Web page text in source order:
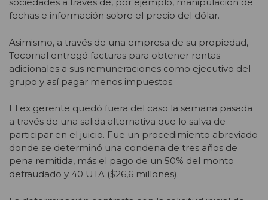
sociedades a través de, por ejemplo, manipulación de
fechas e información sobre el precio del dólar.
Asimismo, a través de una empresa de su propiedad,
Tocornal entregó facturas para obtener rentas
adicionales a sus remuneraciones como ejecutivo del
grupo y así pagar menos impuestos.
El ex gerente quedó fuera del caso la semana pasada
a través de una salida alternativa que lo salva de
participar en el juicio. Fue un procedimiento abreviado
donde se determinó una condena de tres años de
pena remitida, más el pago de un 50% del monto
defraudado y 40 UTA ($26,6 millones).